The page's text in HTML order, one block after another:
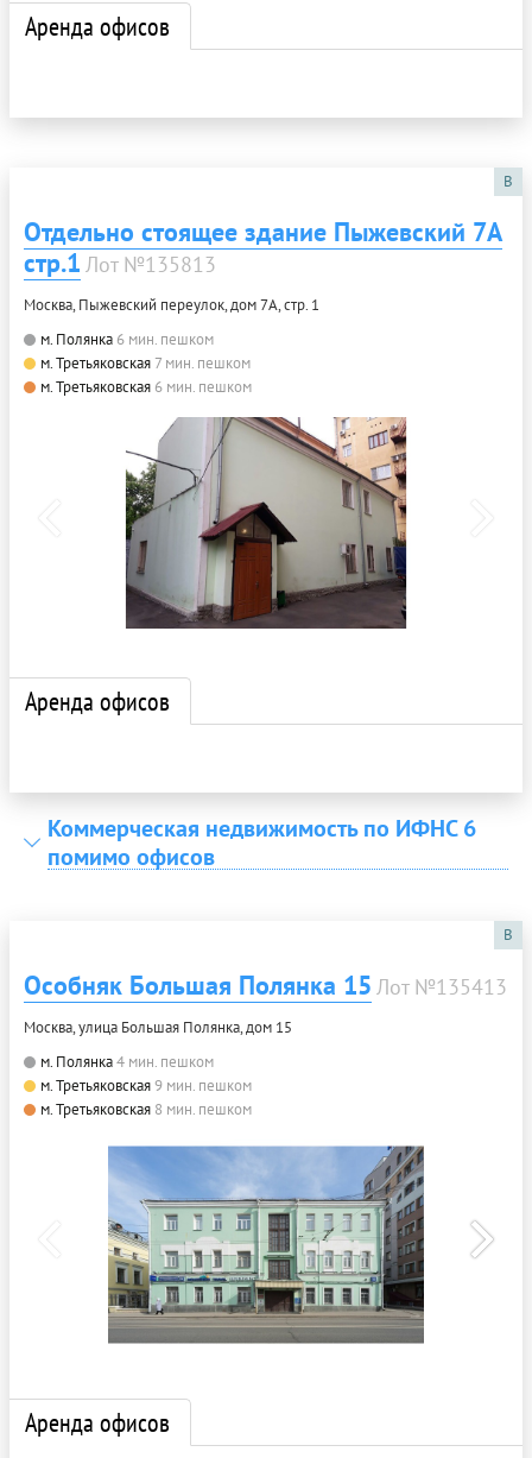
Аренда офисов
B
Отдельно стоящее здание Пыжевский 7А
стр.1 Лот №135813
Москва, Пыжевский переулок, дом 7А, стр. 1
м. Полянка 6 мин. пешком
м. Третьяковская 7 мин. пешком
м. Третьяковская 6 мин. пешком
Аренда офисов
Коммерческая недвижимость по ИФНС 6
помимо офисов
B
Особняк Большая Полянка 15 Лот №135413
Москва, улица Большая Полянка, дом 15
м. Полянка4 мин. пешком
м. Третьяковская9 мин. пешком
м. Третьяковская 8 мин. пешком
Аренда офисов